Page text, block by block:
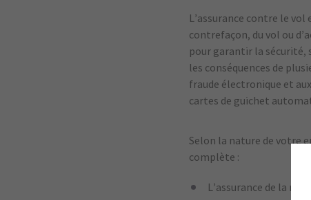
L’assurance contre le
contrefaçon, du vol ou
pour garantir la sécurité,
les conséquences de
fraude électronique et
cartes de guichet
Selon la nature de votre
complète :
L’assurance de la